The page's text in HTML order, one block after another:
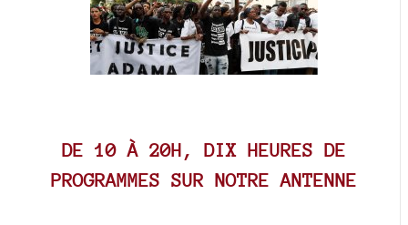
DE 10 À 20H, DIX HEURES DE
PROGRAMMES SUR NOTRE ANTENNE